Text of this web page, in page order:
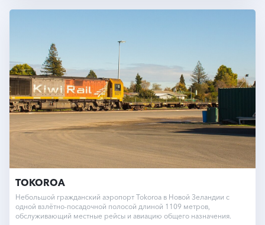
TOKOROA
Небольшой гражданский аэропорт Tokoroa в Новой Зеландии с
одной взлётно-посадочной полосой длиной 1109 метров,
обслуживающий местные рейсы и авиацию общего назначения.